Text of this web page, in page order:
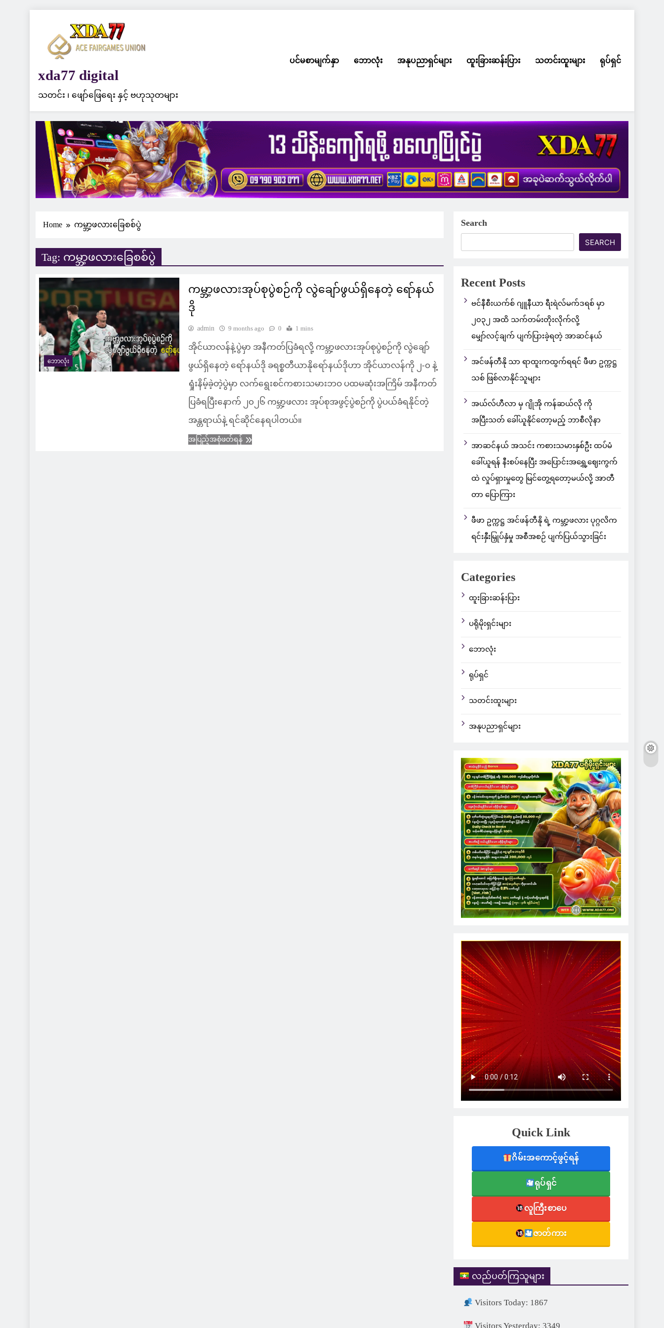
xda77 digital
သတင်း ၊ ဖျော်ဖြေရေး နှင့် ဗဟုသုတများ
ပင်မစာမျက်နှာ ဘောလုံး အနုပညာရှင်များ ထူးခြားဆန်းပြား သတင်းထူးများ ရုပ်ရှင်
Home ကမ္ဘာ့ဖလားခြေစစ်ပွဲ
Tag: ကမ္ဘာ့ဖလားခြေစစ်ပွဲ
ဘောလုံး
ကမ္ဘာ့ဖလားအုပ်စုပွဲစဉ်ကို လွဲချော်ဖွယ်ရှိနေတဲ့ ရော်နယ်
ဒို
admin 9 months ago 0 1 mins
အိုင်ယာလန်နဲ့ပွဲမှာ အနီကတ်ပြခံရလို့ ကမ္ဘာ့ဖလားအုပ်စုပွဲစဉ်ကို လွဲချော်
ဖွယ်ရှိနေတဲ့ ရော်နယ်ဒို ခရစ္စတီယာနိုရော်နယ်ဒိုဟာ အိုင်ယာလန်ကို ၂-၀ နဲ့
ရှုံးနိမ့်ခဲ့တဲ့ပွဲမှာ လက်ရွေးစင်ကစားသမားဘဝ ပထမဆုံးအကြိမ် အနီကတ်
ပြခံရပြီးနောက် ၂၀၂၆ ကမ္ဘာ့ဖလား အုပ်စုအဖွင့်ပွဲစဉ်ကို ပွဲပယ်ခံရနိုင်တဲ့
အန္တရာယ်နဲ့ ရင်ဆိုင်နေရပါတယ်။
အပြည့်အစုံဖတ်ရန်
Search
SEARCH
Recent Posts
ဗင်နီစီးယက်စ် ဂျူနီယာ ရီးရဲလ်မက်ဒရစ် မှာ
၂၀၃၂ အထိ သက်တမ်းတိုးလိုက်လို့
မျှော်လင့်ချက် ပျက်ပြားခဲ့ရတဲ့ အာဆင်နယ်
အင်ဖန်တီနို သာ ရာထူးကထွက်ရရင် ဖီဖာ ဥက္ကဋ္ဌ
သစ် ဖြစ်လာနိုင်သူများ
အယ်လ်ဟီလာ မှ ဂျိုအို ကန်ဆယ်လို ကို
အပြီးသတ် ခေါ်ယူနိုင်တော့မည့် ဘာစီလိုနာ
အာဆင်နယ် အသင်း ကစားသမားနှစ်ဦး ထပ်မံ
ခေါ်ယူရန် နီးစပ်နေပြီး အပြောင်းအရွှေ့ဈေးကွက်
ထဲ လှုပ်ရှားမှုတွေ မြင်တွေ့ရတော့မယ်လို့ အာတီ
တာ ပြောကြား
ဖီဖာ ဥက္ကဋ္ဌ အင်ဖန်တီနို ရဲ့ ကမ္ဘာ့ဖလား ပုဂ္ဂလိက
ရင်းနှီးမြှုပ်နှံမှု အစီအစဉ် ပျက်ပြယ်သွားခြင်း
Categories
ထူးခြားဆန်းပြား
ပရိုမိုးရှင်းများ
ဘောလုံး
ရုပ်ရှင်
သတင်းထူးများ
အနုပညာရှင်များ
Quick Link
ဂိမ်းအကောင့်ဖွင့်ရန်
ရုပ်ရှင်
လူကြီးစာပေ
ဇာတ်ကား
လည်ပတ်ကြသူများ
Visitors Today: 1867
Visitors Yesterday: 3349